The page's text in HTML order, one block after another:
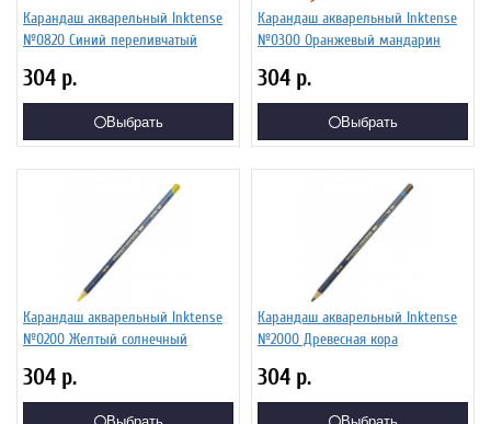
Карандаш акварельный Inktense
№0820 Синий переливчатый
304 р.
Выбрать
Карандаш акварельный Inktense
№0300 Оранжевый мандарин
304 р.
Выбрать
Карандаш акварельный Inktense
№0200 Желтый солнечный
304 р.
Карандаш акварельный Inktense
№2000 Древесная кора
304 р.